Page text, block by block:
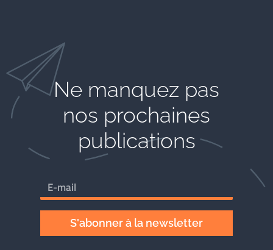
Ne manquez pas
nos prochaines
publications
S'abonner à la newsletter